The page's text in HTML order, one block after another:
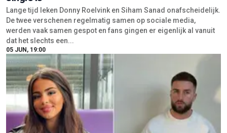
Lange tijd leken Donny Roelvink en Siham Sanad onafscheidelijk.
De twee verschenen regelmatig samen op sociale media,
werden vaak samen gespot en fans gingen er eigenlijk al vanuit
dat het slechts een...
05 JUN, 19:00